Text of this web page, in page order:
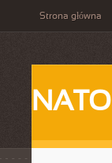
Strona główna
NATO